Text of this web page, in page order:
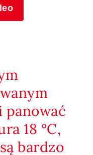
panować
18 °C,
bardzo